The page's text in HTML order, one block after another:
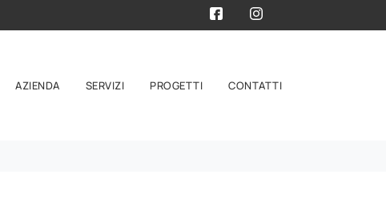
AZIENDA SERVIZI PROGETTI CONTATTI